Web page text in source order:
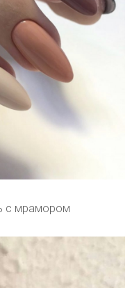
с мрамором